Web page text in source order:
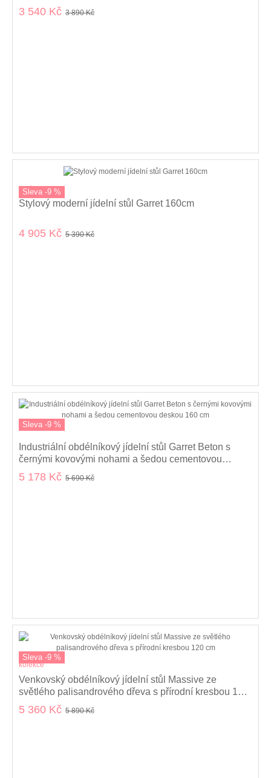
nožičkami 140 cm
3 540 Kč 3 890 Kč
Sleva -9 %
sestava
Stylový moderní jídelní stůl Garret 160cm
4 905 Kč 5 390 Kč
Sleva -9 %
Industriální obdélníkový jídelní stůl Garret Beton s
černými kovovými nohami a šedou cementovou
deskou 160 cm
5 178 Kč 5 690 Kč
Sleva -9 %
kolekce
Venkovský obdélníkový jídelní stůl Massive ze
světlého palisandrového dřeva s přírodní kresbou 120
cm
5 360 Kč 5 890 Kč